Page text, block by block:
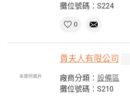
攤位號碼：S224
0
貴夫人有限公司
廠商分類： 設備區
攤位號碼：S210